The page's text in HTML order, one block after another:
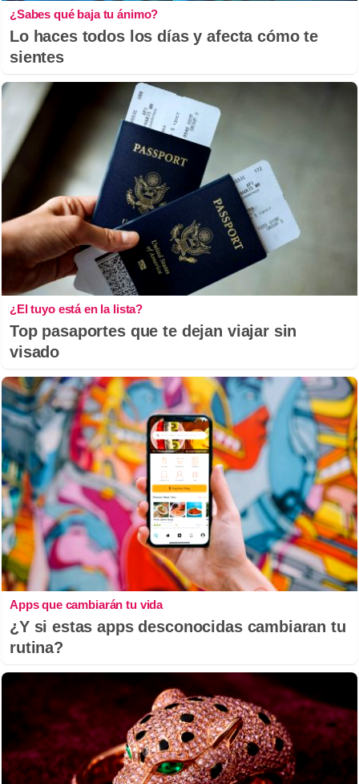
¿Sabes qué baja tu ánimo?
Lo haces todos los días y afecta cómo te
sientes
¿El tuyo está en la lista?
Top pasaportes que te dejan viajar sin
visado
Apps que cambiarán tu vida
¿Y si estas apps desconocidas cambiaran tu
rutina?